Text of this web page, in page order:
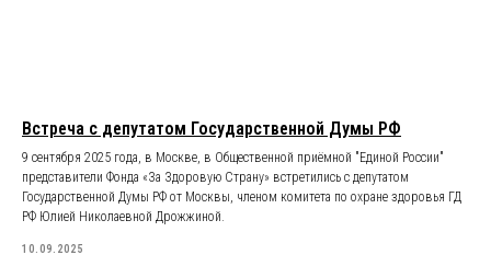
Встреча с депутатом Государственной Думы РФ
9 сентября 2025 года, в Москве, в Общественной приёмной "Единой России"
представители Фонда «За Здоровую Страну» встретились с депутатом
Государственной Думы РФ от Москвы, членом комитета по охране здоровья ГД
РФ Юлией Николаевной Дрожжиной.
10.09.2025